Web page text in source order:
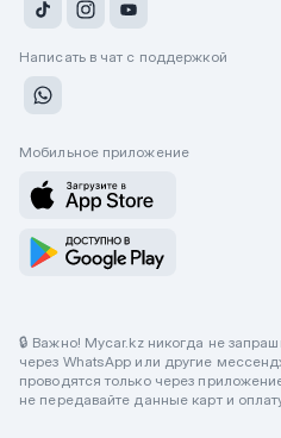
Написать в чат с поддержкой
Мобильное приложение
🔒 Важно! Mycar.kz никогда не
через WhatsApp или другие
проводятся только через
не передавайте данные карт и